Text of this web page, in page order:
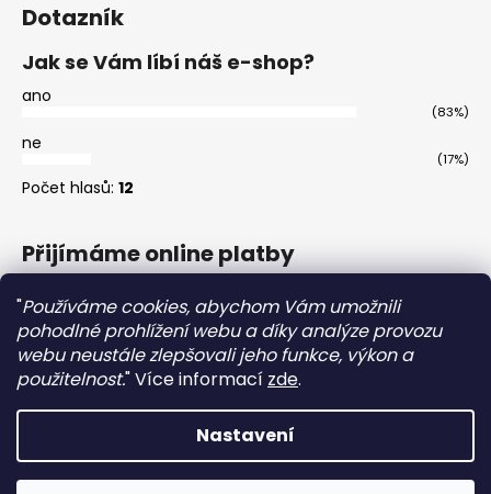
"Používáme cookies, abychom Vám umožnili
pohodlné prohlížení webu a díky analýze provozu
webu neustále zlepšovali jeho funkce, výkon a
použitelnost."Více informací zde.
Nastavení
Dotazník
Jak se Vám líbí náš e-shop?
ano
(83%)
ne
(17%)
Počet hlasů: 12
Přijímáme online platby
Master